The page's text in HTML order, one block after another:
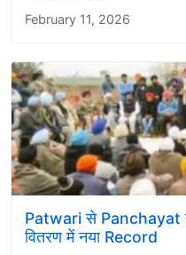
February 11, 2026
Patwari से Panchayat
वितरण में नया Record